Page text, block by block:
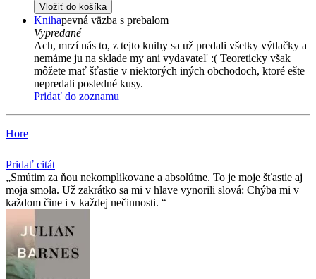
Vložiť do košíka
Knihapevná väzba s prebalom
Vypredané
Ach, mrzí nás to, z tejto knihy sa už predali všetky výtlačky a
nemáme ju na sklade my ani vydavateľ :( Teoreticky však
môžete mať šťastie v niektorých iných obchodoch, ktoré ešte
nepredali posledné kusy.
Pridať do zoznamu
Hore
Pridať citát
Smútim za ňou nekomplikovane a absolútne. To je moje šťastie aj
moja smola. Už zakrátko sa mi v hlave vynorili slová: Chýba mi v
každom čine i v každej nečinnosti.